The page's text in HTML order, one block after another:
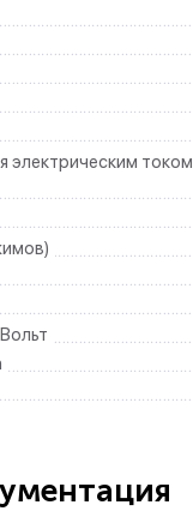
электрическим током